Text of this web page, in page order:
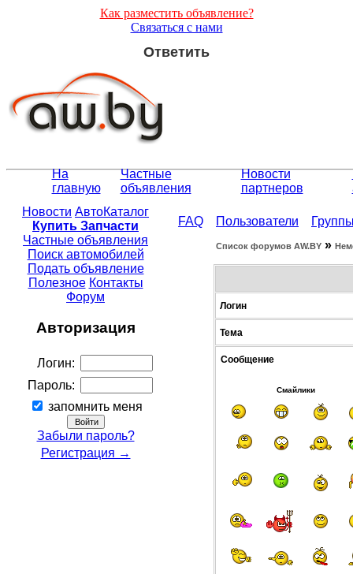
Как разместить объявление?
Связаться с нами
Ответить
На
главную
Частные
объявления
Новости
партнеров
Новости АвтоКаталог
Купить Запчасти
Частные объявления
Поиск автомобилей
Подать объявление
Полезное Контакты
Форум
Авторизация
Логин:
Пароль:
запомнить меня
Забыли пароль?
Регистрация →
FAQ Пользователи
Список форумов АW.BY »
Логин
Тема
Сообщение
Смайлики